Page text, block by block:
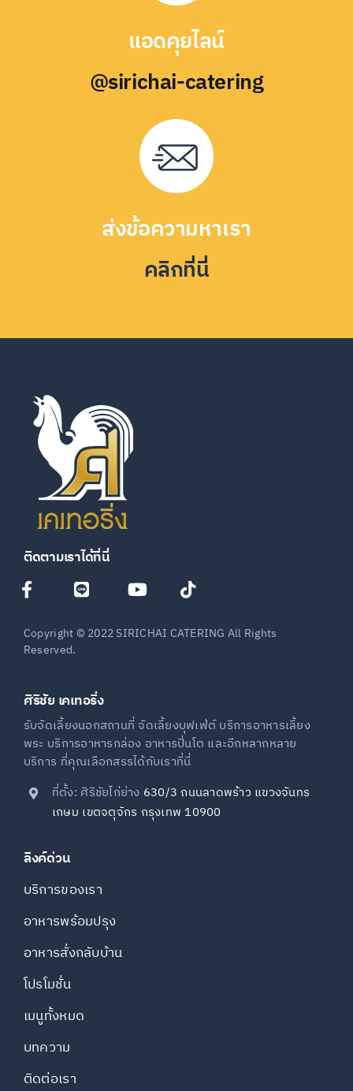
แอดคุยไลน์
@sirichai-catering
ส่งข้อความหาเรา
คลิกที่นี่
ติดตามเราได้ที่นี่
Copyright © 2022 SIRICHAI CATERING All Rights
Reserved.
ศิริชัย เคเทอริ่ง
รับจัดเลี้ยงนอกสถานที่ จัดเลี้ยงบุฟเฟ่ต์ บริการอาหารเลี้ยง
พระ บริการอาหารกล่อง อาหารปิ่นโต และอีกหลากหลาย
บริการ ที่คุณเลือกสรรได้กับเราที่นี่
ที่ตั้ง: ศิริชัยไก่ย่าง 630/3 ถนนลาดพร้าว แขวงจันทร
เกษม เขตจตุจักร กรุงเทพ 10900
ลิงค์ด่วน
บริการของเรา
อาหารพร้อมปรุง
อาหารสั่งกลับบ้าน
โปรโมชั่น
เมนูทั้งหมด
บทความ
ติดต่อเรา